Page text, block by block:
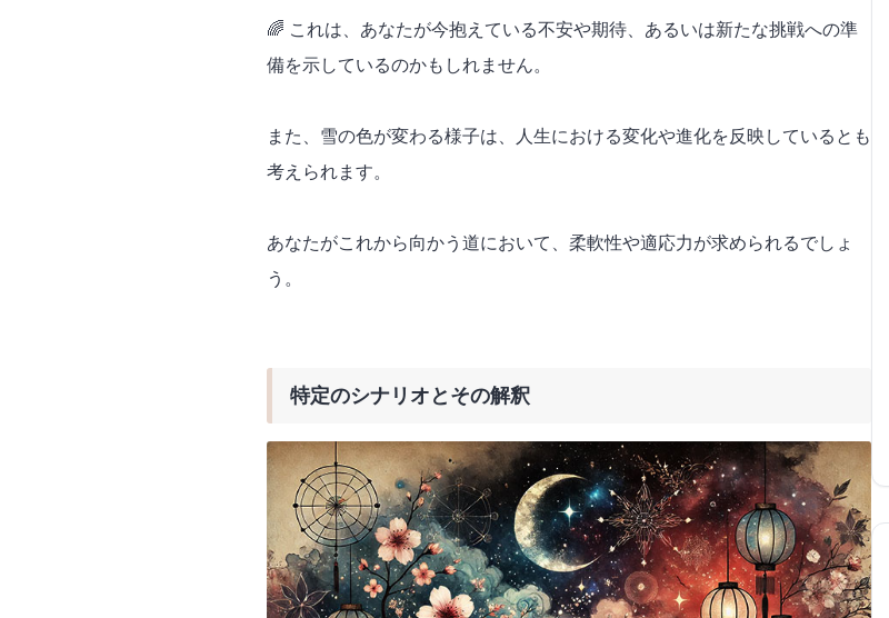
🌈 これは、あなたが今抱えている不安や期待、あるいは新たな挑戦への準
備を示しているのかもしれません。
また、雪の色が変わる様子は、人生における変化や進化を反映しているとも
考えられます。
あなたがこれから向かう道において、柔軟性や適応力が求められるでしょ
う。
特定のシナリオとその解釈